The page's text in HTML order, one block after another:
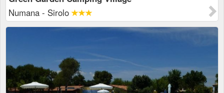
Numana - Sirolo